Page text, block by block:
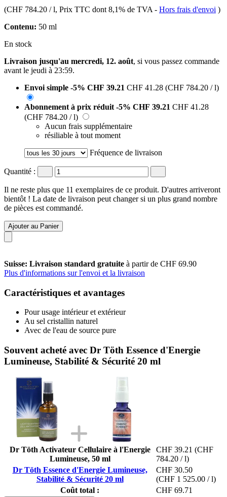
(CHF 784.20 / l, Prix TTC dont 8,1% de TVA - Hors frais d'envoi )
Contenu: 50 ml
En stock
Livraison jusqu'au mercredi, 12. août, si vous passez commande
avant le jeudi à 23:59.
Envoi simple -5% CHF 39.21 CHF 41.28 (CHF 784.20 / l)
Abonnement à prix réduit -5% CHF 39.21 CHF 41.28
(CHF 784.20 / l)
Aucun frais supplémentaire
résiliable à tout moment
Fréquence de livraison
Quantité :
Il ne reste plus que 11 exemplaires de ce produit. D'autres arriveront
bientôt ! La date de livraison peut changer si un plus grand nombre
de pièces est commandé.
Ajouter au Panier
Suisse: Livraison standard gratuite à partir de CHF 69.90
Plus d'informations sur l'envoi et la livraison
Caractéristiques et avantages
Pour usage intérieur et extérieur
Au sel cristallin naturel
Avec de l'eau de source pure
Souvent acheté avec Dr Töth Essence d'Energie
Lumineuse, Stabilité & Sécurité 20 ml
Dr Töth Activateur Cellulaire à l'Energie
Lumineuse, 50 ml
CHF 39.21 (CHF
784.20 / l)
Dr Töth Essence d'Energie Lumineuse,
Stabilité & Sécurité 20 ml
CHF 30.50
(CHF 1 525.00 / l)
Coût total :
CHF 69.71